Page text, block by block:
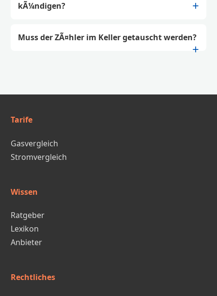
kÃ¼ndigen?
Muss der ZÃ¤hler im Keller getauscht werden?
Tarife
Gasvergleich
Stromvergleich
Wissen
Ratgeber
Lexikon
Anbieter
Rechtliches